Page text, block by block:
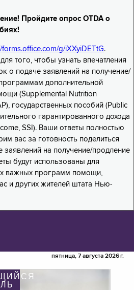
Пройдите опрос OTDA о
forms.office.com/g/iXXyiDETtG.
того, чтобы узнать впечатления
о подаче заявлений на получение/
дополнительной
(Supplemental Nutrition
государственных пособий (Public
гарантированного дохода
SSI). Ваши ответы полностью
вас за готовность поделиться
заявлений на получение/продление
будут использованы для
важных программ помощи,
и других жителей штата Нью-
пятница, 7 августа 2026 г.